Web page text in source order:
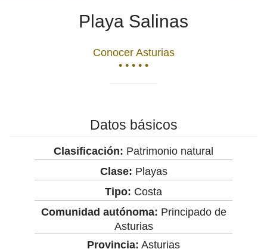
Playa Salinas
Conocer Asturias
• • • • •
Datos básicos
Clasificación: Patrimonio natural
Clase: Playas
Tipo: Costa
Comunidad autónoma: Principado de
Asturias
Provincia: Asturias